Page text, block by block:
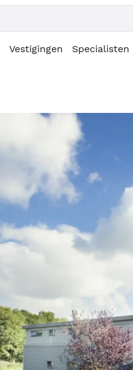
Vestigingen Specialisten